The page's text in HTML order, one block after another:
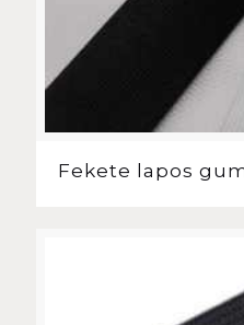
Fekete lapos